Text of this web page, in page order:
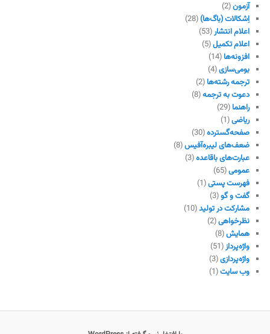
آزمون(2)
اِشکالات (باگ‌ها)(28)
اعلام انتشار(53)
اعلام تکمیل(5)
افزونه‌ها (14)
بومی‌سازی(4)
ترجمه رشته‌ها (2)
دعوت به ترجمه(8)
راهنما (29)
ریاضی(1)
صفحه‌گسترده(30)
ضعف‌های لیبره‌آفیس(8)
عبارت‌های باقاعده(3)
عمومی(65)
فهرست پستی(1)
گفت و گو(3)
مشارکت در تولید(10)
نظرخواهی(2)
همایش(8)
واژه‌پرداز(51)
واژه‌پردازی(3)
وب سایت(1)